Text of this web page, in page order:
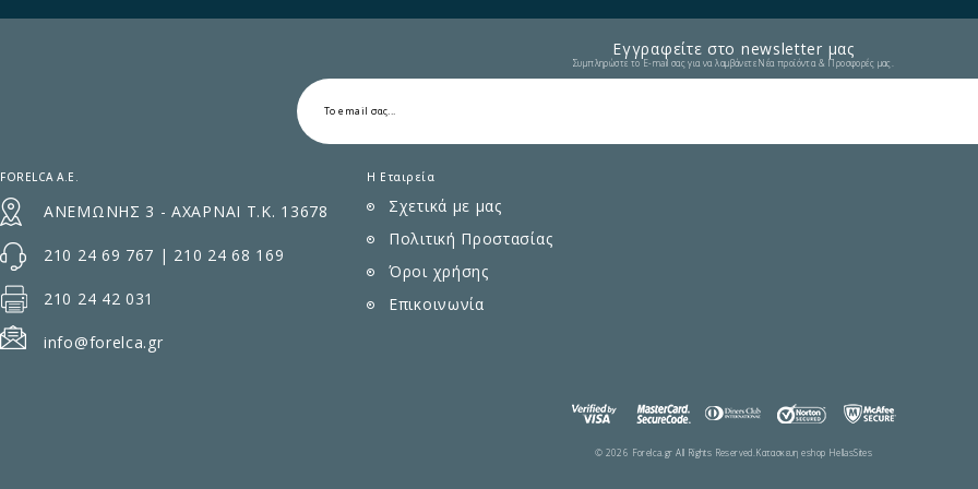
Εγγραφείτε στο newsletter μας
Συμπληρώστε το E-mail σας για να λαμβάνετε Νέα προϊόντα & Προσφορές μας.
FORELCA A.E.
ΑΝΕΜΩΝΗΣ 3 - ΑΧΑΡΝΑΙ Τ.Κ. 13678
210 24 69 767 | 210 24 68 169
210 24 42 031
info@forelca.gr
Η Εταιρεία
Σχετικά με μας
Πολιτική Προστασίας
Όροι χρήσης
Επικοινωνία
© 2026 Forelca.gr All Rights Reserved.Κατασκευη eshop HellasSites